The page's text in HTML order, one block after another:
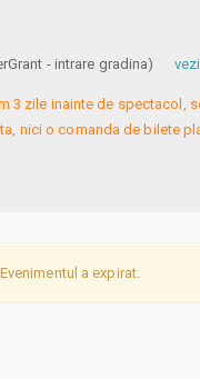
- intrare gradina)
3 zile inainte de spectacol,
nici o comanda de bilete
Evenimentul a expirat.